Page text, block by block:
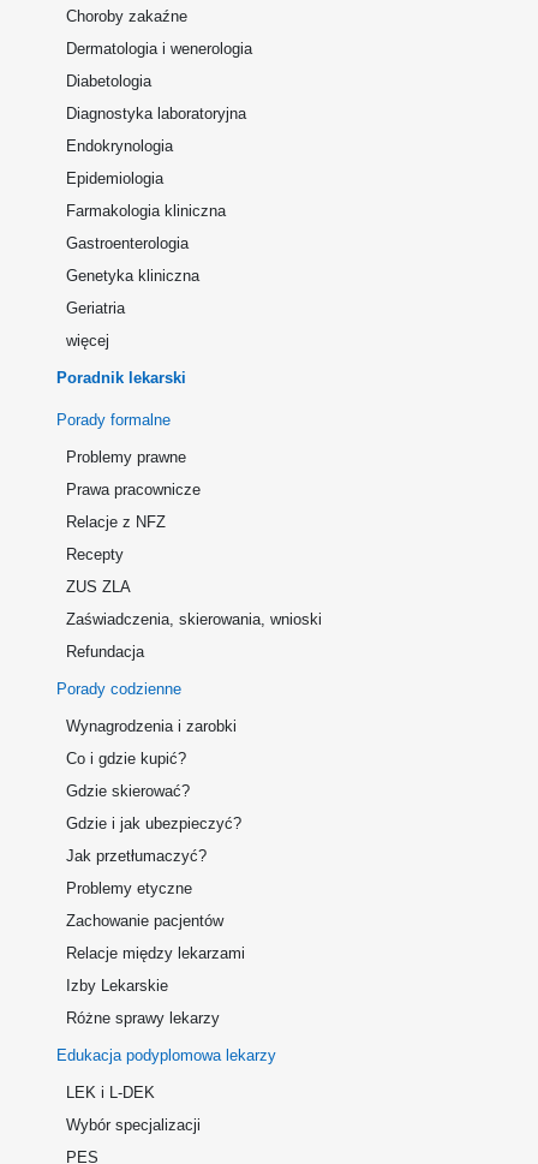
Choroby zakaźne
Dermatologia i wenerologia
Diabetologia
Diagnostyka laboratoryjna
Endokrynologia
Epidemiologia
Farmakologia kliniczna
Gastroenterologia
Genetyka kliniczna
Geriatria
więcej
Poradnik lekarski
Porady formalne
Problemy prawne
Prawa pracownicze
Relacje z NFZ
Recepty
ZUS ZLA
Zaświadczenia, skierowania, wnioski
Refundacja
Porady codzienne
Wynagrodzenia i zarobki
Co i gdzie kupić?
Gdzie skierować?
Gdzie i jak ubezpieczyć?
Jak przetłumaczyć?
Problemy etyczne
Zachowanie pacjentów
Relacje między lekarzami
Izby Lekarskie
Różne sprawy lekarzy
Edukacja podyplomowa lekarzy
LEK i L-DEK
Wybór specjalizacji
PES